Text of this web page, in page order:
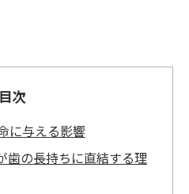
目次
に与える影響
歯の長持ちに直結する理